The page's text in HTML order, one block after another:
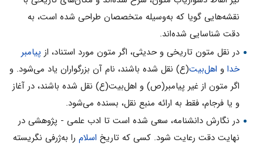
نقشه‌هایى گویا که به‌وسیله متخصصان طراحى شده است، به
دقت شناسایى شده‌اند.
در نقل متون تاریخى و حدیثى، اگر متون مورد استناد، از پیامبر
خداو اهل‌بیت(ع) نقل شده باشند، نام آن بزرگواران یاد مى‌شود. و
اگر متون از غیر پیامبر(ص) و اهل‌بیت(ع) نقل شده باشند، در آغاز
و یا فرجام، فقط به ارائه منبع نقل، بسنده مى‌شود.
در نگارش دانشنامه، سعى شده است تا ادب علمى - پژوهشى در
نهایت دقت رعایت شود. کسى که تاریخ اسلامرا به‌ژرفى نگریسته